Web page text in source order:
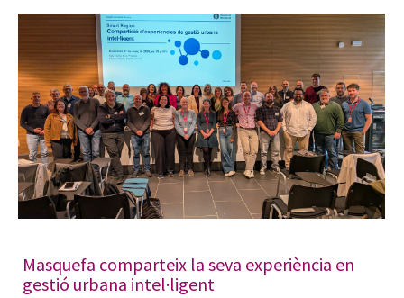
Masquefa comparteix la seva experiència en
gestió urbana intel·ligent